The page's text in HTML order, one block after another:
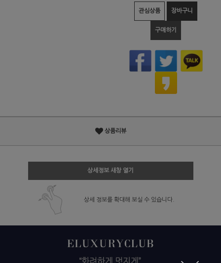
관심상품 장바구니
구매하기
상품리뷰
상세정보 새창 열기
상세 정보를 확대해 보실 수 있습니다.